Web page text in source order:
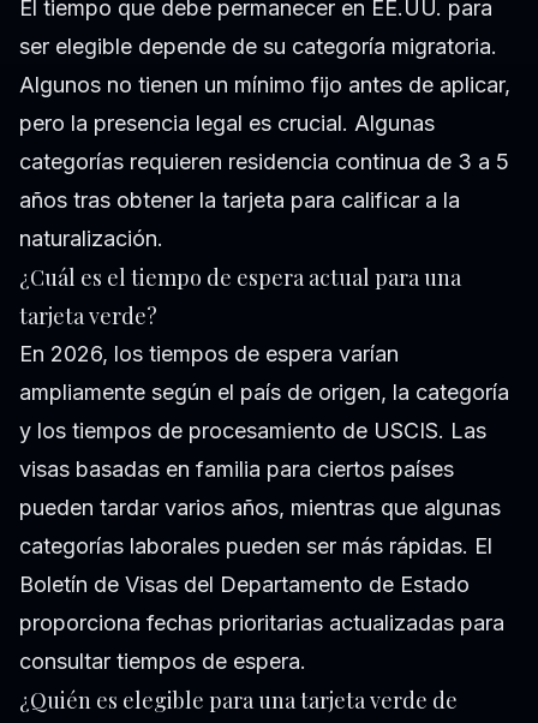
El tiempo que debe permanecer en EE.UU. para
ser elegible depende de su categoría migratoria.
Algunos no tienen un mínimo fijo antes de aplicar,
pero la presencia legal es crucial. Algunas
categorías requieren residencia continua de 3 a 5
años tras obtener la tarjeta para calificar a la
naturalización.
¿Cuál es el tiempo de espera actual para una
tarjeta verde?
En 2026, los tiempos de espera varían
ampliamente según el país de origen, la categoría
y los tiempos de procesamiento de USCIS. Las
visas basadas en familia para ciertos países
pueden tardar varios años, mientras que algunas
categorías laborales pueden ser más rápidas. El
Boletín de Visas del Departamento de Estado
proporciona fechas prioritarias actualizadas para
consultar tiempos de espera.
¿Quién es elegible para una tarjeta verde de